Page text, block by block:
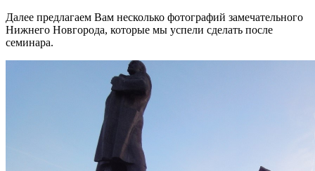
Далее предлагаем Вам несколько фотографий замечательного
Нижнего Новгорода, которые мы успели сделать после
семинара.